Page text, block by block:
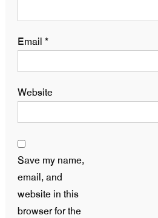
Email *
Website
Save my name,
email, and
website in this
browser for the